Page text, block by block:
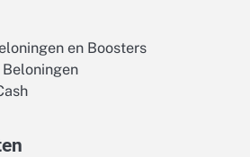
en Boosters